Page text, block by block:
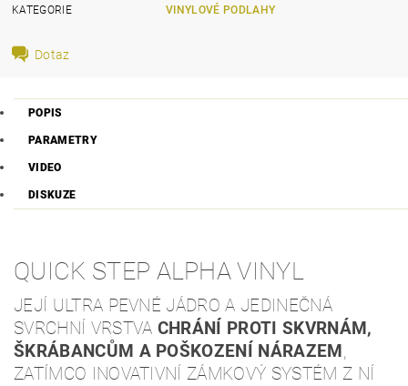
KATEGORIE
VINYLOVÉ PODLAHY
Dotaz
POPIS
PARAMETRY
VIDEO
DISKUZE
QUICK STEP ALPHA VINYL
JEJÍ ULTRA PEVNÉ JÁDRO A JEDINEČNÁ
SVRCHNÍ VRSTVA CHRÁNÍ PROTI SKVRNÁM,
ŠKRÁBANCŮM A POŠKOZENÍ NÁRAZEM ,
ZATÍMCO INOVATIVNÍ ZÁMKOVÝ SYSTÉM Z NÍ